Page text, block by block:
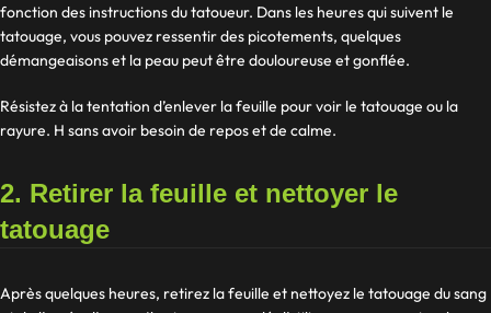
fonction des instructions du tatoueur. Dans les heures qui suivent le
tatouage, vous pouvez ressentir des picotements, quelques
démangeaisons et la peau peut être douloureuse et gonflée.
Résistez à la tentation d’enlever la feuille pour voir le tatouage ou la
rayure. H sans avoir besoin de repos et de calme.
2. Retirer la feuille et nettoyer le
tatouage
Après quelques heures, retirez la feuille et nettoyez le tatouage du sang